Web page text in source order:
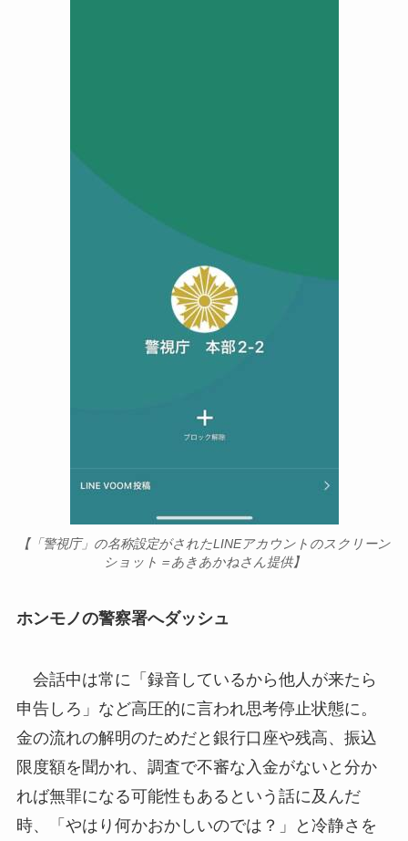
【「警視庁」の名称設定がされたLINEアカウントのスクリーン
ショット＝あきあかねさん提供】
ホンモノの警察署へダッシュ
会話中は常に「録音しているから他人が来たら
申告しろ」など高圧的に言われ思考停止状態に。
金の流れの解明のためだと銀行口座や残高、振込
限度額を聞かれ、調査で不審な入金がないと分か
れば無罪になる可能性もあるという話に及んだ
時、「やはり何かおかしいのでは？」と冷静さを